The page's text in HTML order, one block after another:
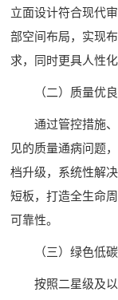
立面设计符合现代
部空间布局，实现
求，同时更具人性
（二）质量优
通过管控措施
见的质量通病问题
档升级，系统性解
短板，打造全生命
可靠性。
（三）绿色低
按照二星级及